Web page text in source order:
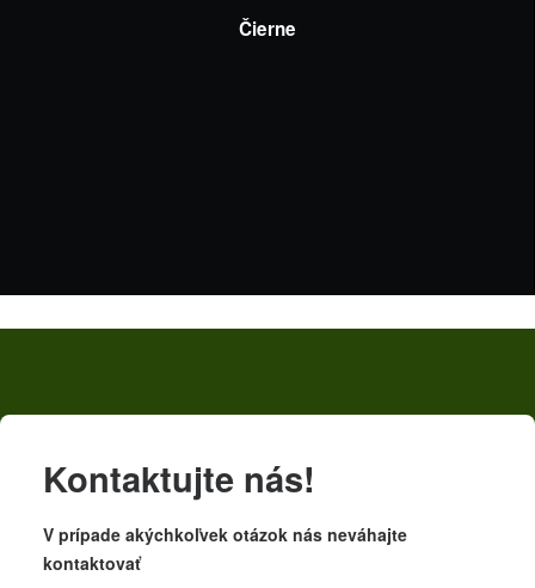
Čierne
Kontaktujte nás!
V prípade akýchkoľvek otázok nás neváhajte
kontaktovať